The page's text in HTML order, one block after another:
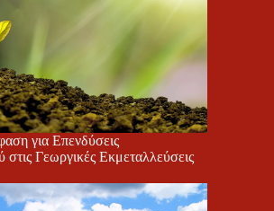
για Επενδύσεις
Γεωργικές Εκμεταλλεύσεις